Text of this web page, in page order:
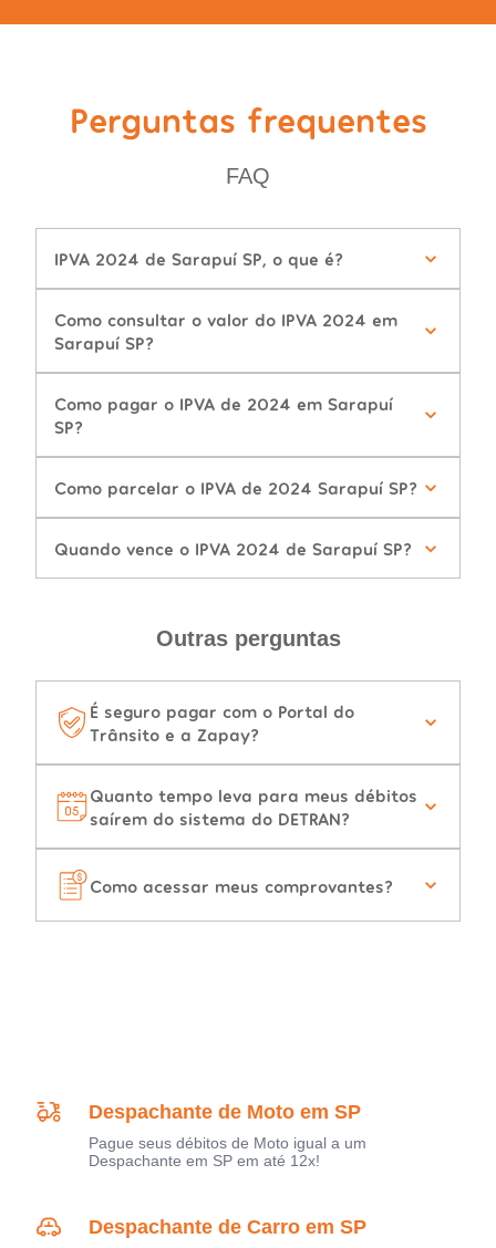
Perguntas frequentes
FAQ
IPVA 2024 de Sarapuí SP, o que é?
Como consultar o valor do IPVA 2024 em
Sarapuí SP?
Como pagar o IPVA de 2024 em Sarapuí
SP?
Como parcelar o IPVA de 2024 Sarapuí SP?
Quando vence o IPVA 2024 de Sarapuí SP?
Outras perguntas
É seguro pagar com o Portal do
Trânsito e a Zapay?
Quanto tempo leva para meus débitos
saírem do sistema do DETRAN?
Como acessar meus comprovantes?
Despachante de Moto em SP
Pague seus débitos de Moto igual a um
Despachante em SP em até 12x!
Despachante de Carro em SP